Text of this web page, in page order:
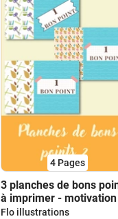
4 Pages
3 planches de bons
à imprimer -
tous niveaux
Flo illustrations